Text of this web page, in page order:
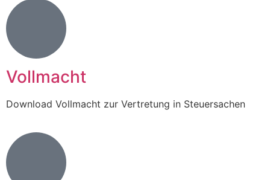
Vollmacht
Download Vollmacht zur Vertretung in Steuersachen